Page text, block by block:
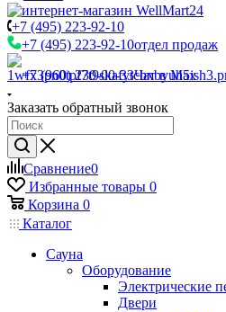
+7 (495) 223-92-10
+7 (495) 223-92-10отдел продаж
+7 (960) 230-00-33Чат в Max
Заказать обратный звонок
Сравнение0
Избранные товары 0
Корзина 0
Каталог
Сауна
Оборудование
Электрические
Двери